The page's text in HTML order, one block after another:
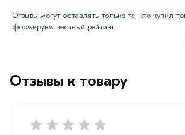
Отзывы к товару
Отзывы могут оставлять только те, кто купил
формируем честный рейтинг